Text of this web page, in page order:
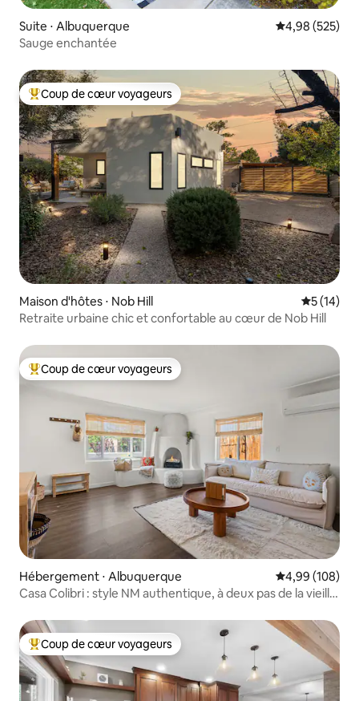
Suite ⋅ Albuquerque Évaluation
4,98 (525)
Sauge enchantée
Coups de cœur voyageurs les plus appréciés
Coup de cœur voyageurs
Maison d'hôtes ⋅ Nob Hill
5 (14)
Retraite urbaine chic et confortable au cœur de Nob Hill
Coups de cœur voyageurs les plus appréciés
Coup de cœur voyageurs
Hébergement ⋅ Albuquerque Évaluation
4,99 (108)
Casa Colibri : style NM authentique, à deux pas de la vieille
Coups de cœur voyageurs les plus appréciés
Coup de cœur voyageurs